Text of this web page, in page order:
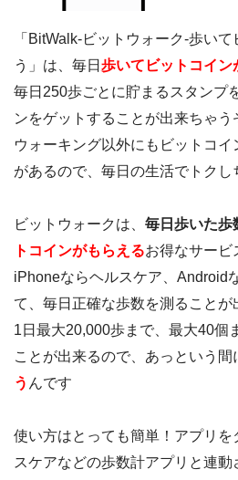
「BitWalk-ビットウォーク-歩い
う」は、毎日 歩いてビットコイン
毎日250歩ごとに貯まるスタンプ
ンをゲットすることが出来ちゃう
ウォーキング以外にもビットコ
があるので、毎日の生活でトクし
ビットウォークは、 毎日歩いた歩
トコインがもらえるお得なサービ
iPhoneならヘルスケア、Android
て、毎日正確な歩数を測ることが
1日最大20,000歩まで、最大40個
ことが出来るので、あっという間
う んです
使い方はとっても簡単！アプリ
スケアなどの歩数計アプリと連動